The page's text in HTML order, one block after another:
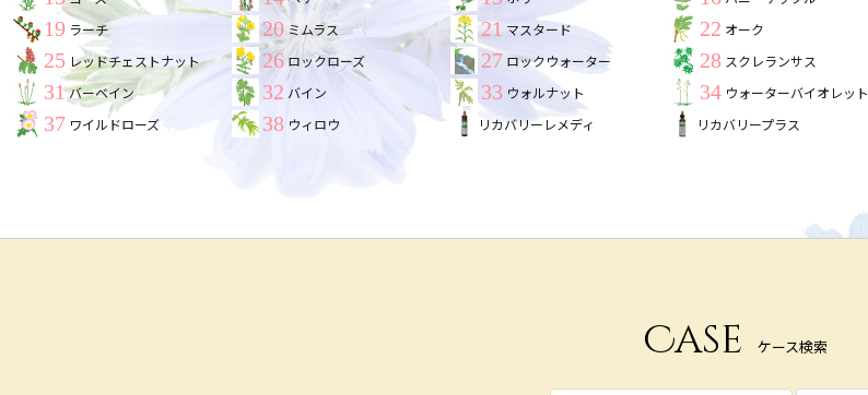
19 ラーチ 20 ミムラス 21 マスタード 22 オーク
25 レッドチェストナット 26 ロックローズ 27 ロックウォーター 28 スクレランサス
31バーベイン 32 バイン 33 ウォルナット 34 ウォーターバイオレット
37 ワイルドローズ 38 ウィロウ リカバリーレメディ リカバリープラス
Case ケース検索